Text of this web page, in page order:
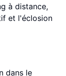
à distance,
et l'éclosion